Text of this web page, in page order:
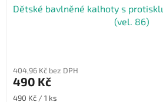
Dětské bavlněné kalhoty s
(vel. 86)
404,96 Kč bez DPH
490 Kč
Měrná
490 Kč / 1 ks